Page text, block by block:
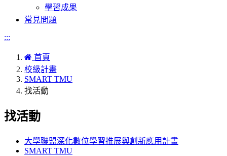
學習成果
常見問題
:::
首頁
校級計畫
SMART TMU
找活動
找活動
大學聯盟深化數位學習推展與創新應用計畫
SMART TMU